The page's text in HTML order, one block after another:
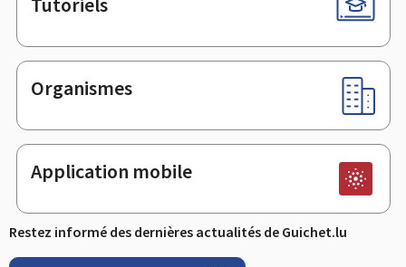
Organismes
Application mobile
Restez informé des dernières actualités de Guichet.lu